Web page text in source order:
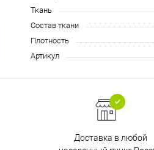
Ткань
Состав ткани
Плотность
Артикул
Доставка в любой